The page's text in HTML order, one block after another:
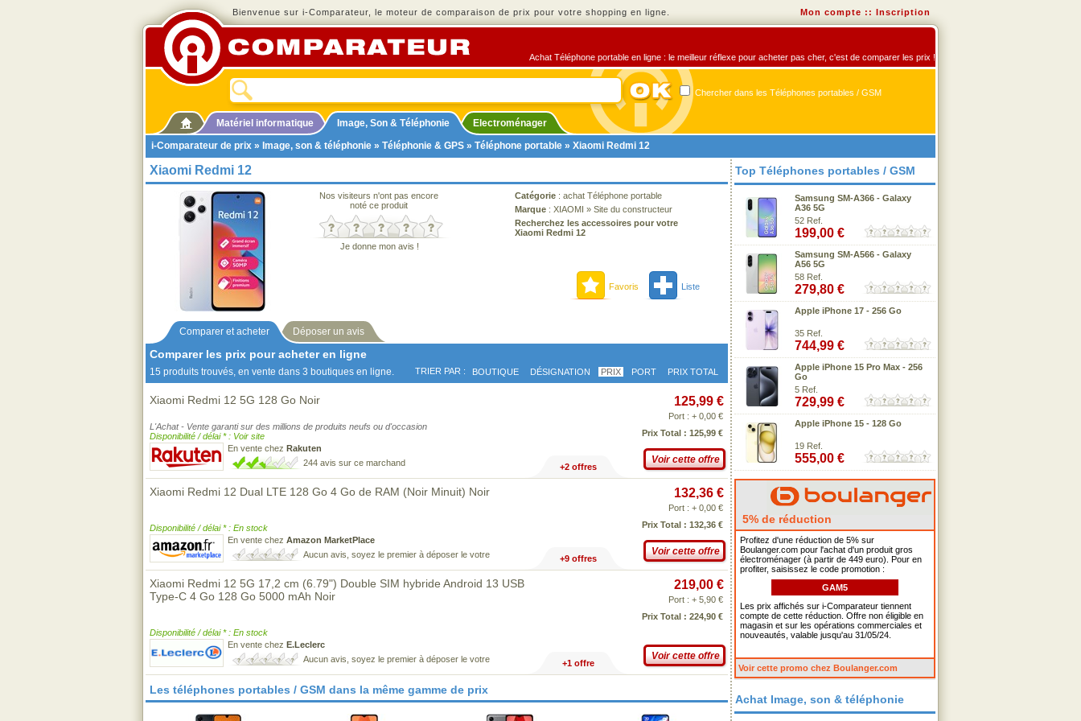
Bienvenue sur i-Comparateur, le moteur de comparaison de prix pour votre shopping en ligne. Mon compte :: Inscription
Achat Téléphone portable en ligne : le meilleur réflexe pour acheter pas cher, c'est de comparer les prix !
Chercher dans les Téléphones portables / GSM
Matériel informatique Image, Son & Téléphonie
Electroménager
i-Comparateur de prix » Image, son & téléphonie » Téléphonie & GPS » Téléphone portable » Xiaomi Redmi 12
Xiaomi Redmi 12
Nos visiteurs n'ont pas encore
noté ce produit
Je donne mon avis !
Catégorie : achat Téléphone portable
Marque : XIAOMI » Site du constructeur
Recherchez les accessoires pour votre
Xiaomi Redmi 12
Favoris Liste
Comparer et acheter Déposer un avis
Comparer les prix pour acheter en ligne
15 produits trouvés, en vente dans 3 boutiques en ligne. TRIER PAR : BOUTIQUE DÉSIGNATION PRIX PORT PRIX TOTAL
Xiaomi Redmi 12 5G 128 Go Noir
L'Achat - Vente garanti sur des millions de produits neufs ou d'occasion
Disponibilité / délai * : Voir site
En vente chez Rakuten
244 avis sur ce marchand
125,99 €
Port : + 0,00 €
Prix Total : 125,99 €
Voir cette offre
+2 offres
Xiaomi Redmi 12 Dual LTE 128 Go 4 Go de RAM (Noir Minuit) Noir
Disponibilité / délai * : En stock
En vente chez Amazon MarketPlace
Aucun avis, soyez le premier à déposer le votre
132,36 €
Port : + 0,00 €
Prix Total : 132,36 €
Voir cette offre
+9 offres
Xiaomi Redmi 12 5G 17,2 cm (6.79") Double SIM hybride Android 13 USB
Type-C 4 Go 128 Go 5000 mAh Noir
Disponibilité / délai * : En stock
En vente chez E.Leclerc
Aucun avis, soyez le premier à déposer le votre
219,00 €
Port : + 5,90 €
Prix Total : 224,90 €
Voir cette offre
+1 offre
Les téléphones portables / GSM dans la même gamme de prix
Top Téléphones portables / GSM
Samsung SM-A366 - Galaxy
A36 5G
52 Ref.
199,00 €
Samsung SM-A566 - Galaxy
A56 5G
58 Ref.
279,80 €
Apple iPhone 17 - 256 Go
35 Ref.
744,99 €
Apple iPhone 15 Pro Max - 256
Go
5 Ref.
729,99 €
Apple iPhone 15 - 128 Go
19 Ref.
555,00 €
5% de réduction
Profitez d'une réduction de 5% sur
Boulanger.com pour l'achat d'un produit gros
électroménager (à partir de 449 euro). Pour en
profiter, saisissez le code promotion :
GAM5
Les prix affichés sur i-Comparateur tiennent
compte de cette réduction. Offre non éligible en
magasin et sur les opérations commerciales et
nouveautés, valable jusqu'au 31/05/24.
Voir cette promo chez Boulanger.com
Achat Image, son & téléphonie